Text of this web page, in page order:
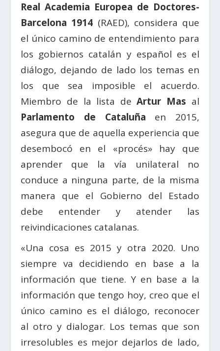
Real Academia Europea de Doctores-
Barcelona 1914 (RAED), considera que
el único camino de entendimiento para
los gobiernos catalán y español es el
diálogo, dejando de lado los temas en
los que sea imposible el acuerdo.
Miembro de la lista deArtur Mas al
Parlamento de Cataluña en 2015,
asegura que de aquella experiencia que
desembocó en el «procés» hay que
aprender que la vía unilateral no
conduce a ninguna parte, de la misma
manera que el Gobierno del Estado
debe entender y atender las
reivindicaciones catalanas.
«Una cosa es 2015 y otra 2020. Uno
siempre va decidiendo en base a la
información que tiene. Y en base a la
información que tengo hoy, creo que el
único camino es el diálogo, reconocer
al otro y dialogar. Los temas que son
irresolubles es mejor dejarlos de lado,